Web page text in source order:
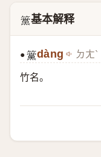
𥸈基本解释
● 𥸈 dàng ㄉㄤˋ
竹名。